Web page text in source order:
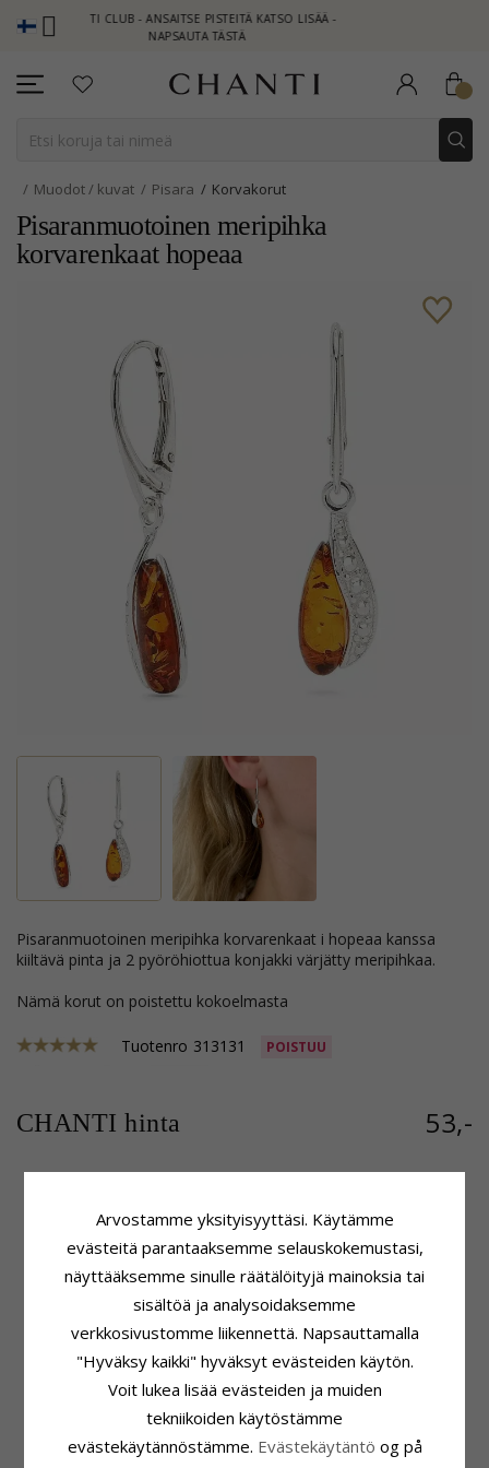
CLUB - ANSAITSE PISTEITÄ KATSO LISÄÄ -
NAPSAUTA TÄSTÄ
Muodot / kuvat Pisara Korvakorut
Pisaranmuotoinen meripihka
korvarenkaat hopeaa
pisaranmuotoinen meripihka korvarenkaat i hopeaa kanssa
kiiltävä pinta ja 2 pyöröhiottua konjakki värjätty meripihkaa.
Nämä korut on poistettu kokoelmasta
Tuotenro 313131 POISTUU
CHANTI hinta 53,-
Tuoteseloste
ADJEKTIIVIT:Pisaranmuotoinen
Meripihka
Korvarenkaat:
Hopeaa
Kiiltävä
Kivi
Lukumäärä: 2
Hionta:Pyöröhiottu
Konjakki Värjätty
Kivi: Meripihka
Koko
Korkeus Koukun Kanssa:36,2 mm
Korkeus:19,9 mm
Leveys:
8,6 mm
Toimitusaika
Arvostamme yksityisyyttäsi. Käytämme
evästeitä parantaaksemme selauskokemustasi,
näyttääksemme sinulle räätälöityjä mainoksia tai
sisältöä ja analysoidaksemme
verkkosivustomme liikennettä. Napsauttamalla
"Hyväksy kaikki" hyväksyt evästeiden käytön.
Voit lukea lisää evästeiden ja muiden
tekniikoiden käytöstämme
evästekäytännöstämme. Evästekäytäntö og på